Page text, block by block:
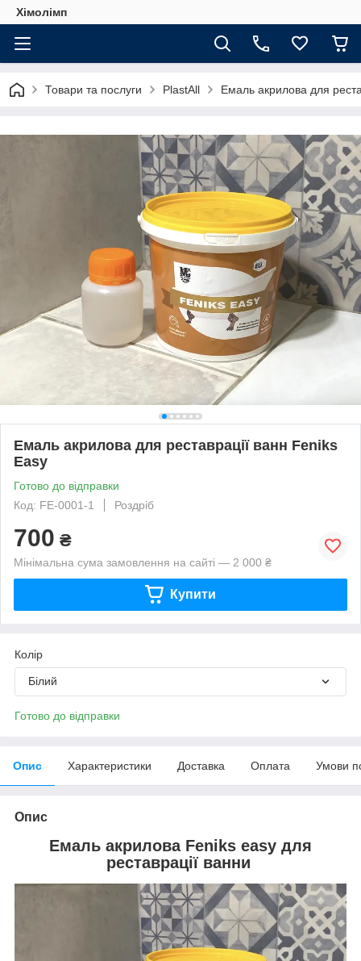
Хімолімп
Товари та послуги PlastAll Емаль акрилова для
Емаль акрилова для реставрації ванн Feniks
Easy
Готово до відправки
Код: FE-0001-1
Роздріб
700 ₴
Мінімальна сума замовлення на сайті — 2 000 ₴
Купити
Колір
Білий
Готово до відправки
Опис Характеристики Доставка Оплата Умови
Опис
Емаль акрилова Feniks easy для
реставрації ванни